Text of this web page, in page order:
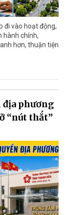
đi vào hoạt động,
hành chính,
hơn, thuận tiện
phương
“nút thắt”